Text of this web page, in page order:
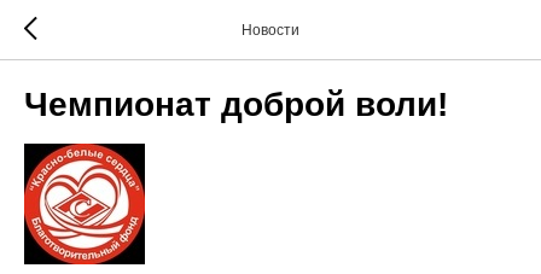
Новости
Чемпионат доброй воли!